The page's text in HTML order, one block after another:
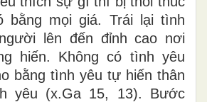
bằng mọi giá. Trái lại tình
lên đến đỉnh cao nơi
hiến. Không có tình yêu
bằng tình yêu tự hiến thân
yêu (x.Ga 15, 13). Bước